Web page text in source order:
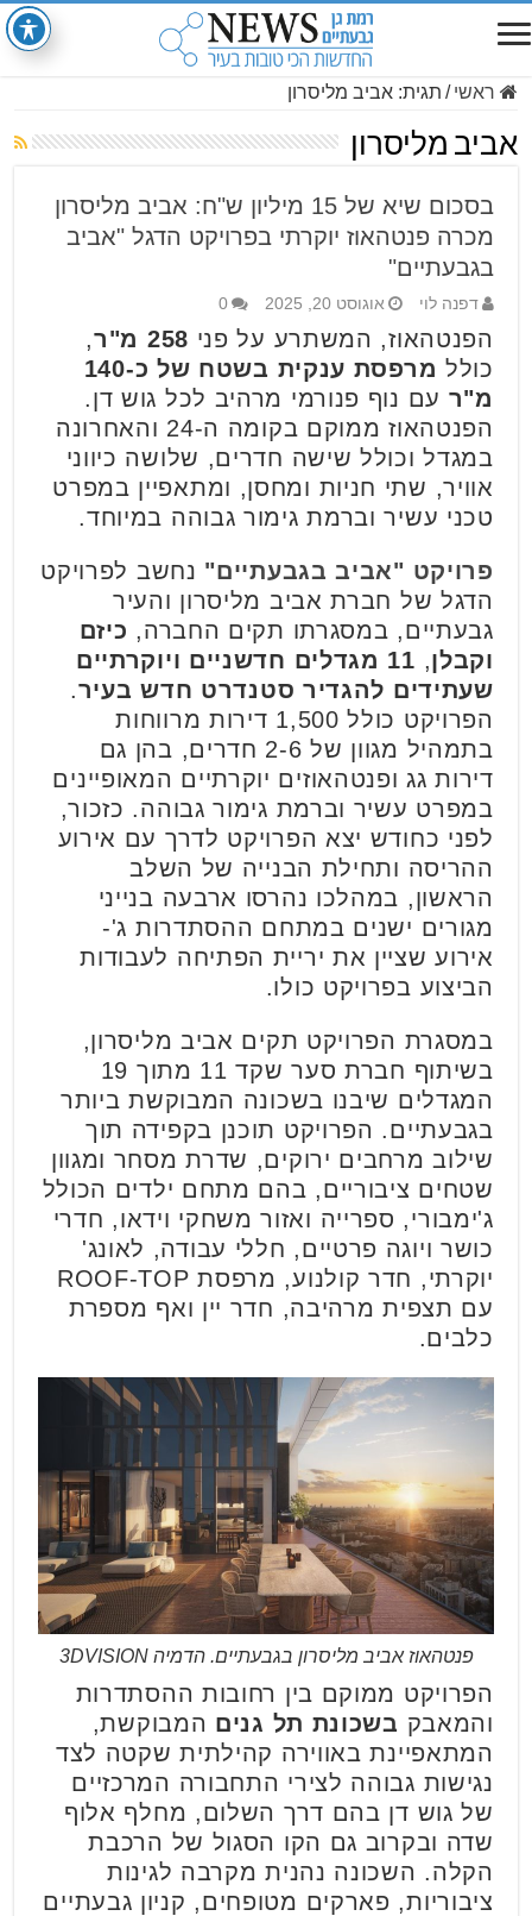
ראשי / תגית:אביב מליסרון
אביב מליסרון
בסכום שיא של 15 מיליון ש"ח: אביב מליסרון
מכרה פנטהאוז יוקרתי בפרויקט הדגל "אביב
בגבעתיים"
דפנה לוי אוגוסט 20, 2025 0
הפנטהאוז, המשתרע על פני 258 מ"ר,
כולל
מרפסת ענקית בשטח של כ-140
מ"ר עם נוף פנורמי מרהיב לכל גוש דן.
הפנטהאוז ממוקם בקומה ה-24 והאחרונה
במגדל וכולל שישה חדרים, שלושה כיווני
אוויר, שתי חניות ומחסן, ומתאפיין במפרט
טכני עשיר וברמת גימור גבוהה במיוחד.
פרויקט "אביב בגבעתיים" נחשב לפרויקט
הדגל של חברת אביב מליסרון והעיר
גבעתיים, במסגרתו תקים החברה, כיזם
וקבלן,
11 מגדלים חדשניים ויוקרתיים
שעתידים להגדיר סטנדרט חדש בעיר.
הפרויקט כולל 1,500 דירות מרווחות
בתמהיל מגוון של 2-6 חדרים, בהן גם
דירות גג ופנטהאוזים יוקרתיים המאופיינים
במפרט עשיר וברמת גימור גבוהה. כזכור,
לפני כחודש יצא הפרויקט לדרך עם אירוע
ההריסה ותחילת הבנייה של השלב
הראשון, במהלכו נהרסו ארבעה בנייני
מגורים ישנים במתחם ההסתדרות ג'-
אירוע שציין את יריית הפתיחה לעבודות
הביצוע בפרויקט כולו.
במסגרת הפרויקט תקים אביב מליסרון,
בשיתוף חברת סער שקד 11 מתוך 19
המגדלים שיבנו בשכונה המבוקשת ביותר
בגבעתיים. הפרויקט תוכנן בקפידה תוך
שילוב מרחבים ירוקים, שדרת מסחר ומגוון
שטחים ציבוריים, בהם מתחם ילדים הכולל
ג'ימבורי, ספרייה ואזור משחקי וידאו, חדרי
כושר ויוגה פרטיים, חללי עבודה, לאונג'
יוקרתי, חדר קולנוע, מרפסת ROOF-TOP
עם תצפית מרהיבה, חדר יין ואף מספרת
כלבים.
פנטהאוז אביב מליסרון בגבעתיים. הדמיה 3DVISION
הפרויקט ממוקם בין רחובות ההסתדרות
והמאבק בשכונת תל גנים המבוקשת,
המתאפיינת באווירה קהילתית שקטה לצד
נגישות גבוהה לצירי התחבורה המרכזיים
של גוש דן בהם דרך השלום, מחלף אלוף
שדה ובקרוב גם הקו הסגול של הרכבת
הקלה. השכונה נהנית מקרבה לגינות
ציבוריות, פארקים מטופחים, קניון גבעתיים